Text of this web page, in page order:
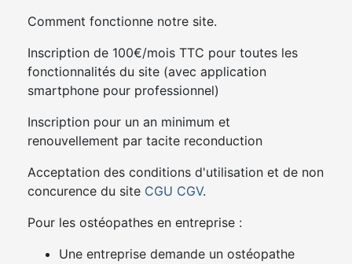
Comment fonctionne notre site.
Inscription de 100€/mois TTC pour toutes les
fonctionnalités du site (avec application
smartphone pour professionnel)
Inscription pour un an minimum et
renouvellement par tacite reconduction
Acceptation des conditions d'utilisation et de non
concurence du site CGU CGV.
Pour les ostéopathes en entreprise :
Une entreprise demande un ostéopathe